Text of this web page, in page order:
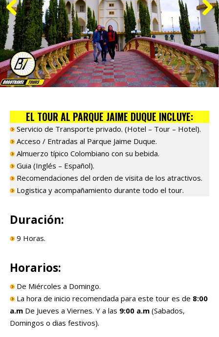
EL TOUR AL PARQUE JAIME DUQUE INCLUYE:
Servicio de Transporte privado. (Hotel – Tour – Hotel).
Acceso / Entradas al Parque Jaime Duque.
Almuerzo típico Colombiano con su bebida.
Guia (Inglés – Español).
Recomendaciones del orden de visita de los atractivos.
Logistica y acompañamiento durante todo el tour.
Duración:
9 Horas.
Horarios:
De Miércoles a Domingo.
La hora de inicio recomendada para este tour es de 8:00
a.m De Jueves a Viernes. Y a las 9:00 a.m (Sabados,
Domingos o dias festivos).